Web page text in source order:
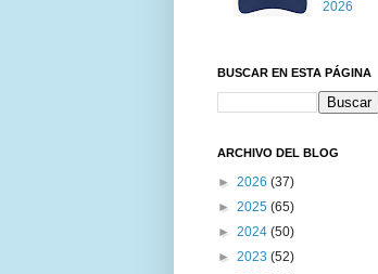
2026
BUSCAR EN ESTA PÁGINA
ARCHIVO DEL BLOG
► 2026 (37)
► 2025 (65)
► 2024 (50)
► 2023 (52)